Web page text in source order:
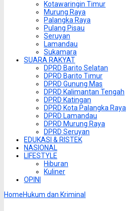
Kotawaringin Timur
Murung Raya
Palangka Raya
Pulang Pisau
Seruyan
Lamandau
Sukamara
SUARA RAKYAT
DPRD Barito Selatan
DPRD Barito Timur
DPRD Gunung Mas
DPRD Kalimantan Tengah
DPRD Katingan
DPRD Kota Palangka Raya
DPRD Lamandau
DPRD Murung Raya
DPRD Seruyan
EDUKASI & RISTEK
NASIONAL
LIFESTYLE
Hiburan
Kuliner
OPINI
HomeHukum dan Kriminal